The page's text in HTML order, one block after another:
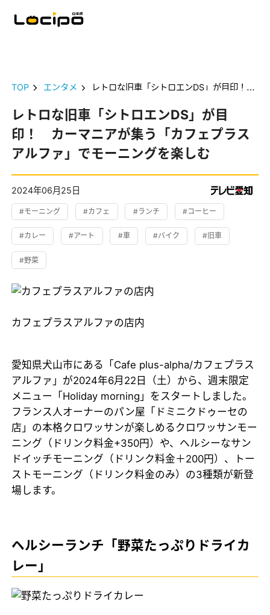
TOP エンタメ レトロな旧車「シトロエンDS」が目印！ カーマニアが集う「カフェプラスアルファ」でモーニングを楽しむ
レトロな旧車「シトロエンDS」が目
印！ カーマニアが集う「カフェプラス
アルファ」でモーニングを楽しむ
2024年06月25日
#モーニング #カフェ #ランチ #コーヒー
#カレー #アート #車 #バイク #旧車
#野菜
カフェプラスアルファの店内
愛知県犬山市にある「Cafe plus-alpha/カフェプラス
アルファ」が2024年6月22日（土）から、週末限定
メニュー「Holiday morning」をスタートしました。
フランス人オーナーのパン屋「ドミニクドゥーセの
店」の本格クロワッサンが楽しめるクロワッサンモー
ニング（ドリンク料金+350円）や、ヘルシーなサン
ドイッチモーニング（ドリンク料金＋200円）、トー
ストモーニング（ドリンク料金のみ）の3種類が新登
場します。
ヘルシーランチ「野菜たっぷりドライカ
レー」